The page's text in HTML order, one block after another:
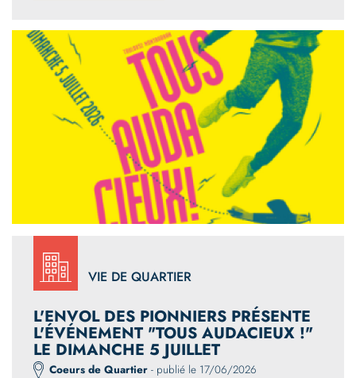
VIE DE QUARTIER
L'ENVOL DES PIONNIERS PRÉSENTE
L'ÉVÉNEMENT "TOUS AUDACIEUX !"
LE DIMANCHE 5 JUILLET
Coeurs de Quartier - publié le 17/06/2026